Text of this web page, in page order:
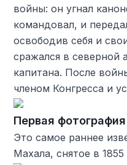
войны: он угнал
командовал, и
освободив себя и
сражался в
капитана. После
членом Конгресса и
Первая
Это самое раннее
Махала, снятое в 1855